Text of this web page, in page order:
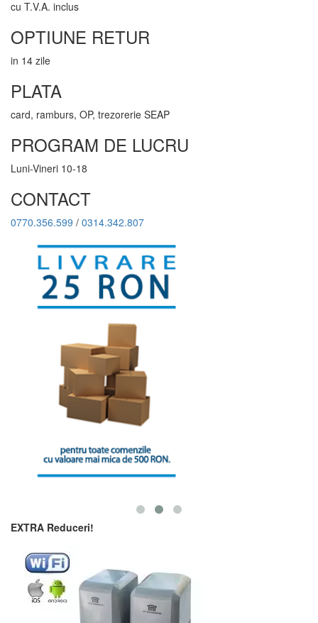
cu T.V.A. inclus
OPTIUNE RETUR
in 14 zile
PLATA
card, ramburs, OP, trezorerie SEAP
PROGRAM DE LUCRU
Luni-Vineri 10-18
CONTACT
0770.356.599 / 0314.342.807
EXTRA Reduceri!